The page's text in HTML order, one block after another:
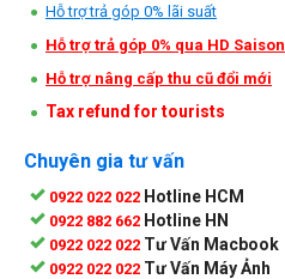
Hỗ trợ trả góp 0% lãi suất
Hỗ trợ trả góp 0% qua HD Saison
Hỗ trợ nâng cấp thu cũ đổi mới
Tax refund for tourists
Chuyên gia tư vấn
0922 022 022 Hotline HCM
0922 882 662 Hotline HN
0922 022 022 Tư Vấn Macbook
0922 022 022 Tư Vấn Máy Ảnh